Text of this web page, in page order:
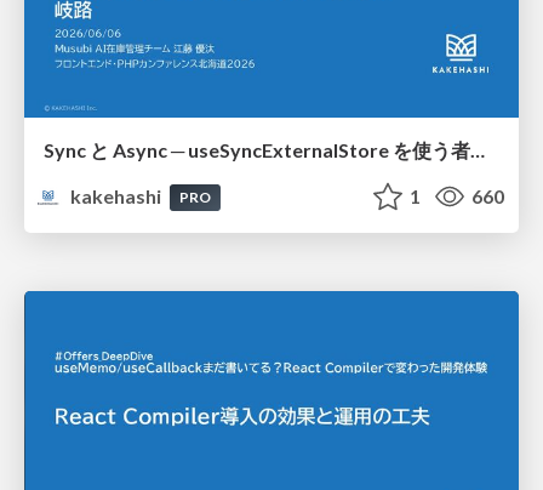
Sync と Async ─ useSyncExternalStore を使う者の岐路
kakehashi
PRO 1 660